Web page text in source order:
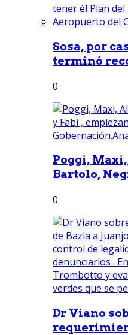
Sosa, por
terminó
0
Poggi,
Bartolo,
0
Dr Viano